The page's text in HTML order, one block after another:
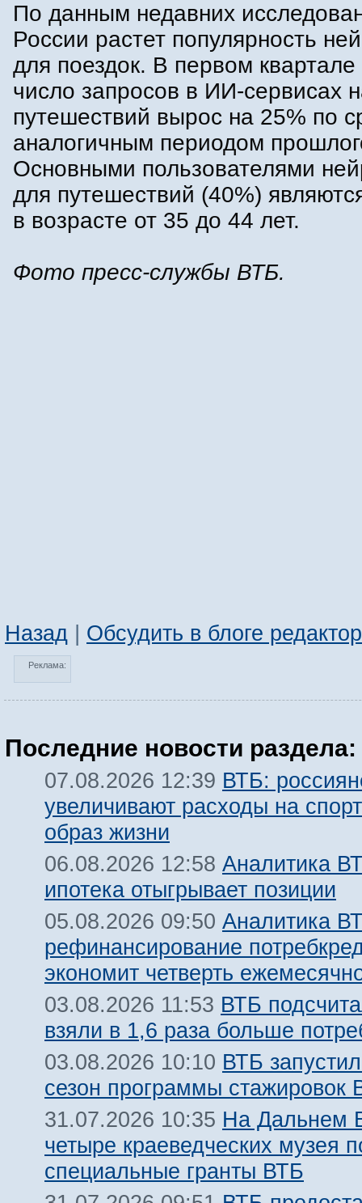
По данным недавних
России растет популярность
для поездок. В первом квартале
число запросов в ИИ-сервисах
путешествий вырос на 25% по
аналогичным периодом
Основными пользователями
для путешествий (40%)
в возрасте от 35 до 44 лет.
Фото пресс-службы ВТБ.
Назад | Обсудить в блоге
Реклама:
Последние новости раздела:
07.08.2026 12:39 ВТБ:
увеличивают расходы на
образ жизни
06.08.2026 12:58 Аналитика
ипотека отыгрывает позиции
05.08.2026 09:50 Аналитика
рефинансирование
экономит четверть
03.08.2026 11:53 ВТБ
взяли в 1,6 раза больше
03.08.2026 10:10 ВТБ
сезон программы
31.07.2026 10:35 На Дальнем
четыре краеведческих музея
специальные гранты ВТБ